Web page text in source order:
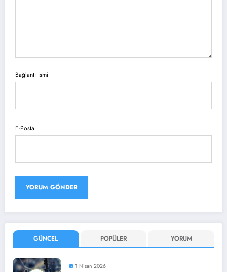
Bağlantı ismi
E-Posta
GÜNCEL POPÜLER YORUM
1 Nisan 2026